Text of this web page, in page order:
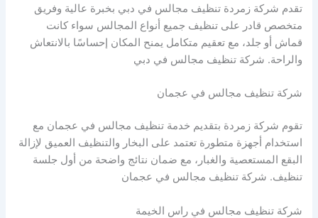
تقدم شركة زمردة تنظيف مجالس في دبي بخبرة عالية وفريق
متخصص قادر على تنظيف جميع أنواع المجالس سواء كانت
قماش أو جلد، مع تعقيم متكامل يمنح المكان إحساسًا بالانتعاش
والراحة. شركة تنظيف مجالس في دبي
شركة تنظيف مجالس في عجمان
تقوم شركة زمردة بتقديم خدمة تنظيف مجالس في عجمان مع
استخدام أجهزة متطورة تعتمد على البخار والتنظيف العميق لإزالة
البقع المستعصية والغبار، مع ضمان نتائج واضحة من أول جلسة
تنظيف. شركة تنظيف مجالس في عجمان
شركة تنظيف مجالس في راس الخيمة